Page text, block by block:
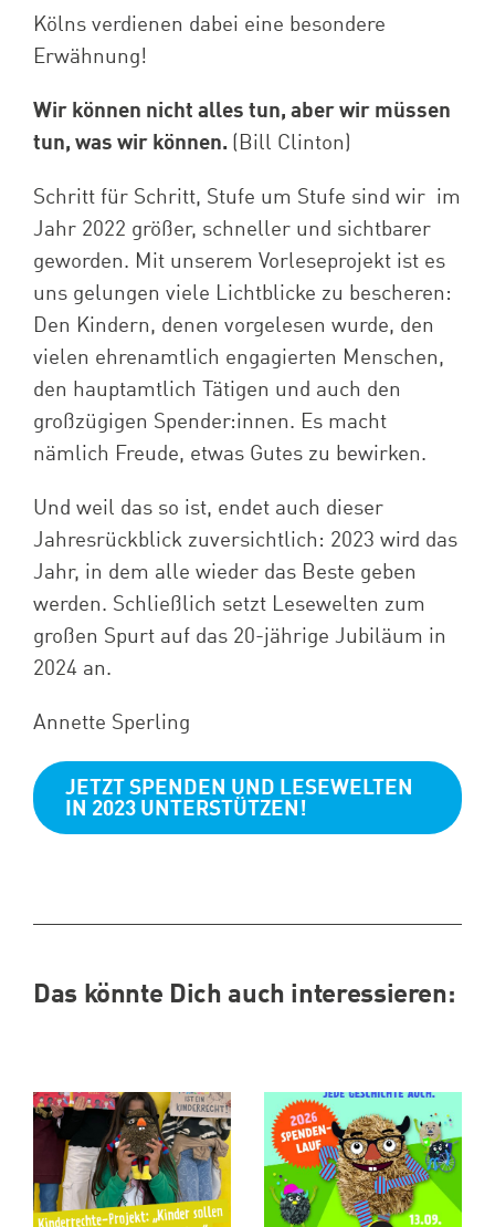
Kölns verdienen dabei eine besondere
Erwähnung!
Wir können nicht alles tun, aber wir müssen
tun, was wir können. (Bill Clinton)
Schritt für Schritt, Stufe um Stufe sind wir im
Jahr 2022 größer, schneller und sichtbarer
geworden. Mit unserem Vorleseprojekt ist es
uns gelungen viele Lichtblicke zu bescheren:
Den Kindern, denen vorgelesen wurde, den
vielen ehrenamtlich engagierten Menschen,
den hauptamtlich Tätigen und auch den
großzügigen Spender:innen. Es macht
nämlich Freude, etwas Gutes zu bewirken.
Und weil das so ist, endet auch dieser
Jahresrückblick zuversichtlich: 2023 wird das
Jahr, in dem alle wieder das Beste geben
werden. Schließlich setzt Lesewelten zum
großen Spurt auf das 20-jährige Jubiläum in
2024 an.
Annette Sperling
JETZT SPENDEN UND LESEWELTEN
IN 2023 UNTERSTÜTZEN!
Das könnte Dich auch interessieren: